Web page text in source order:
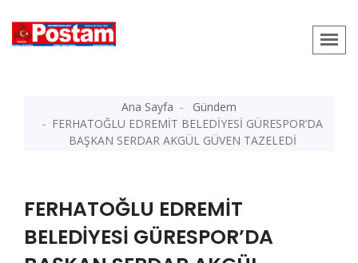
Ana Sayfa
Gündem
FERHATOĞLU EDREMİT BELEDİYESİ GÜRESPOR’DA
BAŞKAN SERDAR AKGÜL GÜVEN TAZELEDİ
FERHATOĞLU EDREMİT
BELEDİYESİ GÜRESPOR’DA